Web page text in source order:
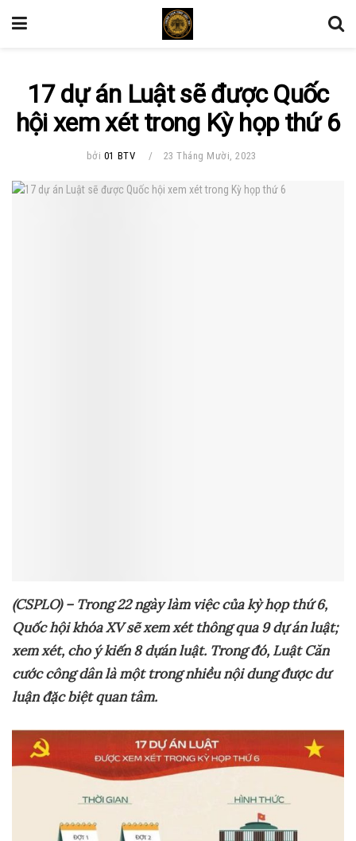
17 dự án Luật sẽ được Quốc
hội xem xét trong Kỳ họp thứ 6
bởi 01 BTV 23 Tháng Mười, 2023
(CSPLO) – Trong 22 ngày làm việc của kỳhọp thứ6,
Quốc hội khóa XV sẽxem xét thông qua 9 dựán luật;
xem xét, cho ý kiến 8 dựán luật. Trong đó, Luật Căn
cước công dân là một trong nhiều nội dung được dư
luận đặc biệt quan tâm.